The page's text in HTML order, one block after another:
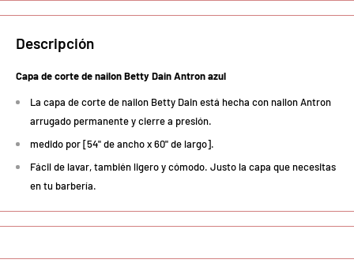
Descripción
Capa de corte de nailon Betty Dain Antron azul
La capa de corte de nailon Betty Dain está hecha con nailon Antron
arrugado permanente y cierre a presión.
medido por [54" de ancho x 60" de largo].
Fácil de lavar, también ligero y cómodo. Justo la capa que necesitas
en tu barbería.